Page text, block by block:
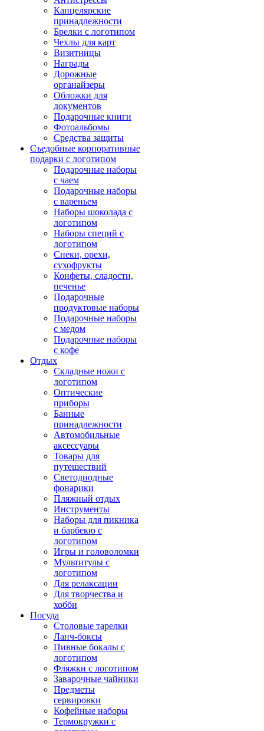
Канцелярские
принадлежности
Брелки с логотипом
Чехлы для карт
Визитницы
Награды
Дорожные
органайзеры
Обложки для
документов
Подарочные книги
Фотоальбомы
Средства защиты
Съедобные корпоративные
подарки с логотипом
Подарочные наборы
с чаем
Подарочные наборы
с вареньем
Наборы шоколада с
логотипом
Наборы специй с
логотипом
Снеки, орехи,
сухофрукты
Конфеты, сладости,
печенье
Подарочные
продуктовые наборы
Подарочные наборы
с медом
Подарочные наборы
с кофе
Отдых
Складные ножи с
логотипом
Оптические
приборы
Банные
принадлежности
Автомобильные
аксессуары
Товары для
путешествий
Светодиодные
фонарики
Пляжный отдых
Инструменты
Наборы для пикника
и барбекю с
логотипом
Игры и головоломки
Мультитулы с
логотипом
Для релаксации
Для творчества и
хобби
Посуда
Столовые тарелки
Ланч-боксы
Пивные бокалы с
логотипом
Фляжки с логотипом
Заварочные чайники
Предметы
сервировки
Кофейные наборы
Термокружки с